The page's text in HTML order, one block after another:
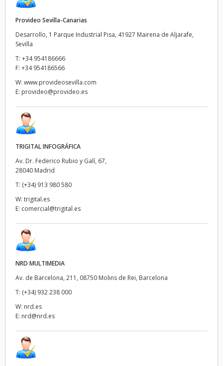
Provideo Sevilla-Canarias
Desarrollo, 1 Parque Industrial Pisa, 41927 Mairena de Aljarafe,
Sevilla
T: +34 954186666
F: +34 954186566
W: www.provideosevilla.com
E: provideo@provideo.es
TRIGITAL INFOGRÁFICA
Av. Dr. Federico Rubio y Galí, 67,
28040 Madrid
T: (+34) 913 980 580
W: trigital.es
E: comercial@trigital.es
NRD MULTIMEDIA
Av. de Barcelona, 211, 08750 Molins de Rei, Barcelona
T: (+34) 932 238 000
W: nrd.es
E: nrd@nrd.es